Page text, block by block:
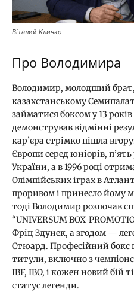
Віталий Кличко
Про Володимира
Володимир, молодший
казахстанському
займатися боксом у 13 років
демонстрував відмінні
кар’єра стрімко пішла
Європи серед юніорів,
України, а в 1996 році
Олімпійських іграх в
проривом і принесло йому
тоді Володимир розпочав
“UNIVERSUM BOX-
Фріц Здунек, а згодом —
Стюард. Професійний бокс
титули, включно з
IBF, IBO, і кожен новий бій
статус легенди.